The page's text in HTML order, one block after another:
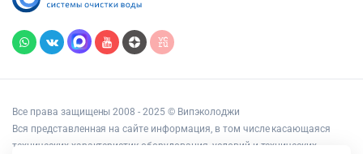
Все права защищены 2008 - 2025 © Випэколоджи
Вся представленная на сайте информация, в том числе касающаяся
технических характеристик оборудования, условий и технических